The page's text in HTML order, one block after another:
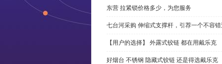
东营 拉紧锁价格多少，为您服务
七台河采购 伸缩式支撑杆，引荐一个不容
【用户的选择】 外露式铰链 都在用戴乐克
好烟台 不锈钢 隐藏式铰链 还是得选戴乐克